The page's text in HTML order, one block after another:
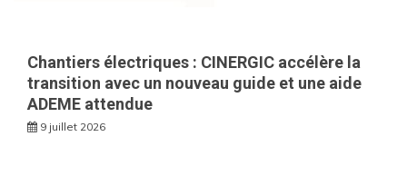
Chantiers électriques : CINERGIC accélère la
transition avec un nouveau guide et une aide
ADEME attendue
9 juillet 2026